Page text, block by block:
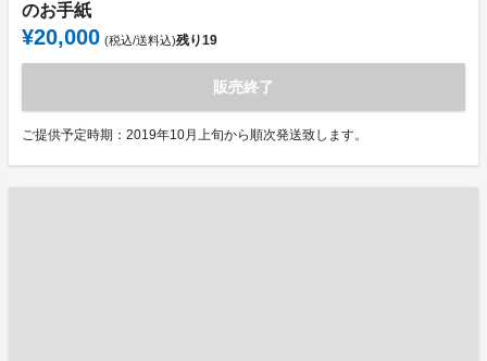
のお手紙
¥20,000 (税込/送料込)残り19
販売終了
ご提供予定時期：2019年10月上旬から順次発送致します。